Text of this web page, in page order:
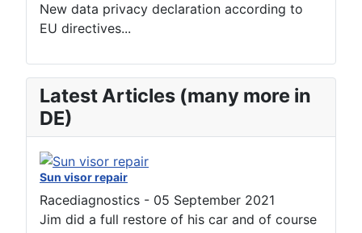
New data privacy declaration according to
EU directives...
Latest Articles (many more in
DE)
Sun visor repair
Racediagnostics - 05 September 2021
Jim did a full restore of his car and of course